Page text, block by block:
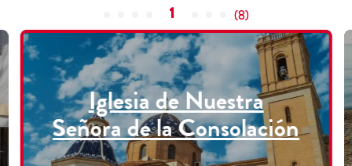
1 (8)
Iglesia de Nuestra
Señora de la Consolación